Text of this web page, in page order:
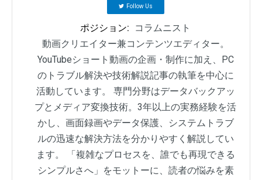
Follow Us
ポジション:
コラムニスト
動画クリエイター兼コンテンツエディター。
YouTubeショート動画の企画・制作に加え、PC
のトラブル解決や技術解説記事の執筆を中心に
活動しています。 専門分野はデータバックアッ
プとメディア変換技術。3年以上の実務経験を活
かし、画面録画やデータ保護、システムトラブ
ルの迅速な解決方法を分かりやすく解説してい
ます。 「複雑なプロセスを、誰でも再現できる
シンプルさへ」をモットーに、読者の悩みを素